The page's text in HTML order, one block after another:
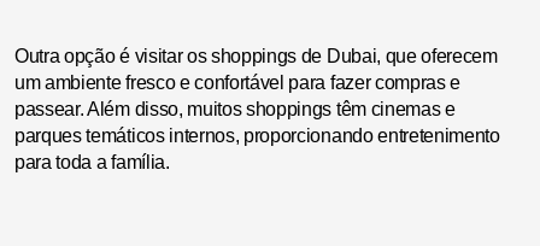
Outra opção é visitar os shoppings de Dubai, que oferecem
um ambiente fresco e confortável para fazer compras e
passear. Além disso, muitos shoppings têm cinemas e
parques temáticos internos, proporcionando entretenimento
para toda a família.